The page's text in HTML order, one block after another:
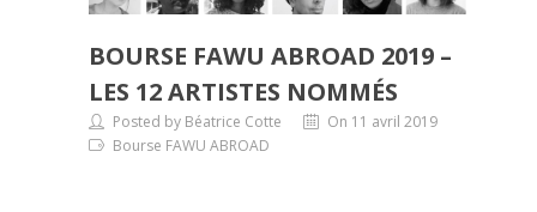
BOURSE FAWU ABROAD 2019 –
LES 12 ARTISTES NOMMÉS
Posted by Béatrice Cotte
On 11 avril 2019
Bourse FAWU ABROAD